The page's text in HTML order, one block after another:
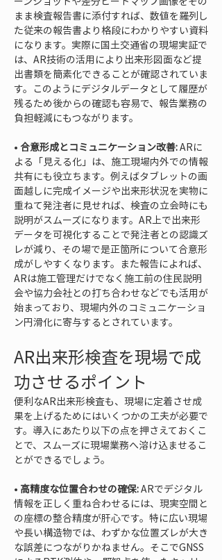
まま検査報告書に添付すれば、数値を羅列し
た従来の報告書より格段にわかりやすい資料
になります。実際に国土交通省の現場実証で
は、AR技術の活用により出来形図面など提
出書類を簡素化できることが確認されていま
す。このようにデジタルデータとして履歴が
残るため後からの確認も容易で、報告業務の
• 合意形成とコミュニケーション改善: ARに
よる「見える化」は、施工現場内外での情報
共有にも役立ちます。例えばタブレットの画
面越しに完成イメージや出来形状況を実物に
重ねて発注者に見せれば、検査の立会時にも
説明がスムーズになります。AR上で出来形
データを可視化することで発注者との認識ズ
レが減り、その場で是正箇所について合意形
成がしやすくなります。また報告によれば、
ARは施工管理だけでなく施工前の住民説明
会や協力会社との打ち合わせなどでも活用が
始まっており、現場内外のコミュニケーショ
ン円滑化に寄与するとされています。
AR出来形検査を現場で成
功させるポイント
便利なAR出来形検査も、現場に定着させ成
果を上げるためにはいくつかの工夫が必要で
す。導入にあたり以下の点を押さえておくこ
とで、スムーズに現場業務へ溶け込ませるこ
とができるでしょう。
• 高精度な位置合わせの確保: ARでデジタル
情報を正しく重ね合わせるには、現実空間と
の座標の整合精度が肝心です。特に広い現場
や長い構造物では、わずかな位置ズレが大き
な誤差につながりかねません。そこでGNSS